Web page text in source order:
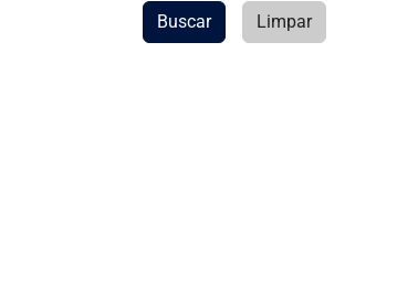
Buscar Limpar